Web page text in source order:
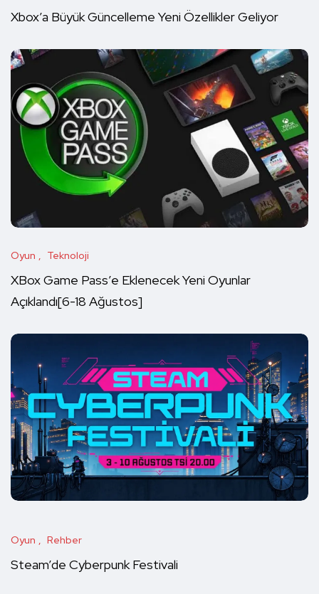
Xbox’a Büyük Güncelleme Yeni Özellikler Geliyor
Oyun Teknoloji
XBox Game Pass’e Eklenecek Yeni Oyunlar
Açıklandı[6-18 Ağustos]
Oyun Rehber
Steam’de Cyberpunk Festivali